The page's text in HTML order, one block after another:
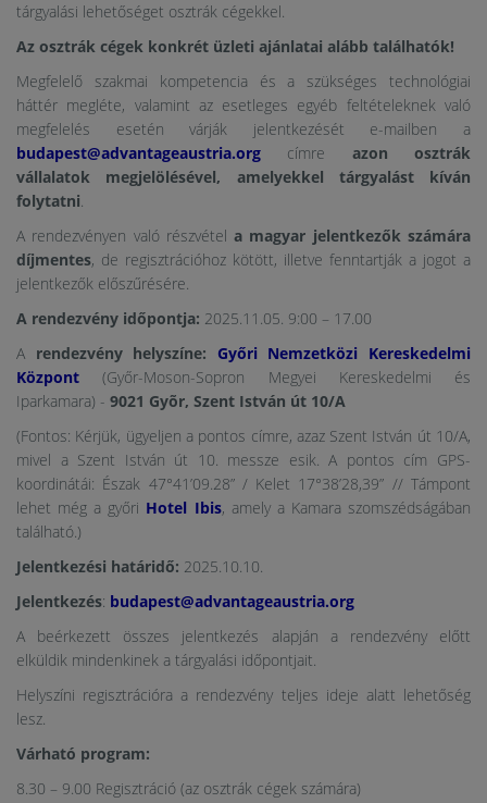
tárgyalási lehetőséget osztrák cégekkel.
Az osztrák cégek konkrét üzleti ajánlatai alább találhatók!
Megfelelő szakmai kompetencia és a szükséges technológiai
háttér megléte, valamint az esetleges egyéb feltételeknek való
megfelelés esetén várják jelentkezését e-mailben a
budapest@advantageaustria.org címre azon osztrák
vállalatok megjelölésével, amelyekkel tárgyalást kíván
folytatni.
A rendezvényen való részvétela magyar jelentkezők számára
díjmentes, de regisztrációhoz kötött, illetve fenntartják a jogot a
jelentkezők előszűrésére.
A rendezvény időpontja: 2025.11.05. 9:00 – 17.00
A rendezvény helyszíne: Győri Nemzetközi Kereskedelmi
Központ (Győr-Moson-Sopron Megyei Kereskedelmi és
Iparkamara) - 9021 Gyõr, Szent István út 10/A
(Fontos: Kérjük, ügyeljen a pontos címre, azaz Szent István út 10/A,
mivel a Szent István út 10. messze esik. A pontos cím GPS-
koordinátái: Észak 47°41’09.28” / Kelet 17°38’28,39” // Támpont
lehet még a győri Hotel Ibis, amely a Kamara szomszédságában
található.)
Jelentkezési határidő: 2025.10.10.
Jelentkezés: budapest@advantageaustria.org
A beérkezett összes jelentkezés alapján a rendezvény előtt
elküldik mindenkinek a tárgyalási időpontjait.
Helyszíni regisztrációra a rendezvény teljes ideje alatt lehetőség
lesz.
Várható program:
8.30 – 9.00 Regisztráció (az osztrák cégek számára)